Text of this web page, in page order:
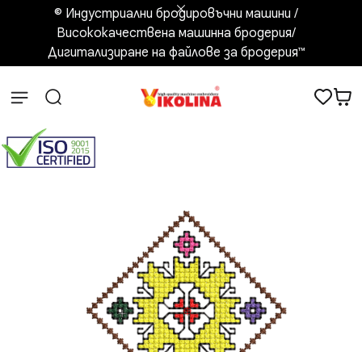
© Индустриални бродировъчни машини /
Висококачествена машинна бродерия/
Дигитализиране на файлове за бродерия™️